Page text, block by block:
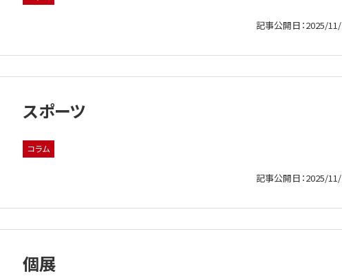
記事公開日：2025/
スポーツ
コラム
記事公開日：2025/
個展